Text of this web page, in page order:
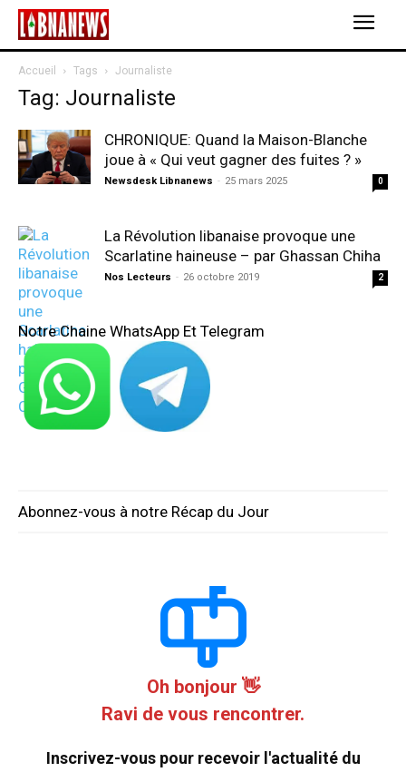
Accueil Tags Journaliste
Tag: Journaliste
CHRONIQUE: Quand la Maison-Blanche
joue à « Qui veut gagner des fuites ? »
Newsdesk Libnanews - 25 mars 2025 0
La Révolution libanaise provoque une
Scarlatine haineuse – par Ghassan Chiha
Nos Lecteurs - 26 octobre 2019 2
Notre Chaine WhatsApp Et Telegram
Abonnez-vous à notre Récap du Jour
Oh bonjour 👋
Ravi de vous rencontrer.
Inscrivez-vous pour recevoir l'actualité du